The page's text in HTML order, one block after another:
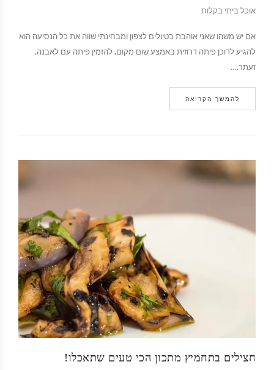
אוכל ביתי בקלות
אם יש משהו שאני אוהבת בטיולים לצפון ומבחינתי שווה את כל הנסיעה הוא
להגיע לדוכן פיתה דרוזית באמצע שום מקום, להזמין פיתה עם לאבנה,
זעתר,…
להמשך הקריאה
חצילים בתחמיץ מתכון הכי טעים שתאכלו!